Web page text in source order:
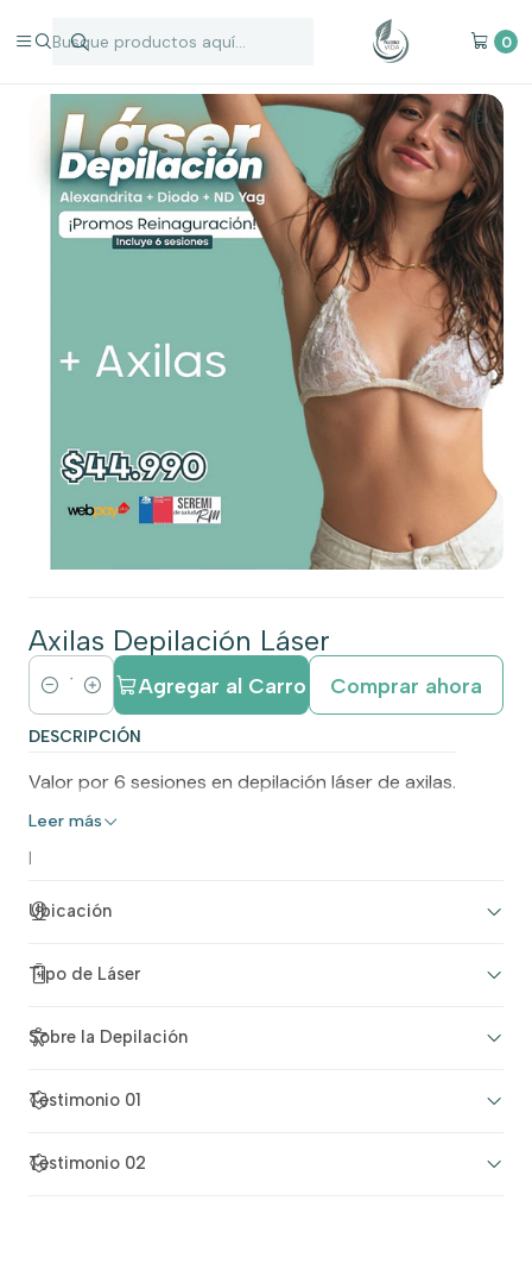
0
Zonas Individuales
Axilas Depilación Láser
Axilas Depilación Láser
a
t
i
d
d
Agregar al Carro Comprar ahora
DESCRIPCIÓN
Valor por 6 sesiones en depilación láser de axilas.
Leer más
|
Ubicación
Tipo de Láser
Sobre la Depilación
Testimonio 01
Testimonio 02